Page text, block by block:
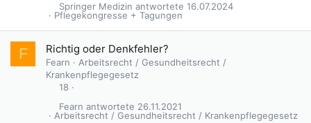
Pflegekongresse + Tagungen
16.07.2024
Springer Medizin
F Richtig oder Denkfehler?
Fearn
Arbeitsrecht / Gesundheitsrecht /
Krankenpflegegesetz
18
Arbeitsrecht / Gesundheitsrecht / Krankenpflegegesetz
26.11.2021
Fearn